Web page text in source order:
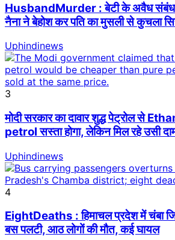
HusbandMurder : बेटी के अवैध संबंध
नैना ने बेहोश कर पति का मुसली से कुचला
Uphindinews
3
मोदी सरकार का दावार शुद्ध पेट्रोल से
petrol सस्ता होगा, लेकिन मिल रहे उसी
Uphindinews
4
EightDeaths : हिमाचल प्रदेश में चंबा
बस पलटी, आठ लोगों की मौत, कई घायल